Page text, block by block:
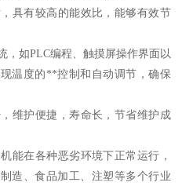
具有较高的能效比，能够有效节
，如PLC编程、触摸屏操作界面以
温度的**控制和自动调节，确保
维护便捷，寿命长，节省维护成
能在各种恶劣环境下正常运行，
造、食品加工、注塑等多个行业